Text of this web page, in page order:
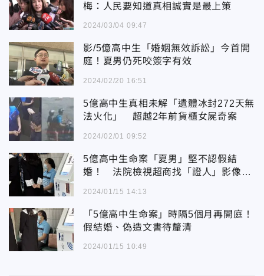
梅：人民要知道真相誠實是最上策
2024/03/04 09:47
影/5億高中生「婚姻無效訴訟」今首開
庭！夏男仍死咬簽字有效
2024/02/20 16:51
5億高中生真相未解「遺體冰封272天無
法火化」 超越2年前貨櫃女屍奇案
2024/02/01 09:52
5億高中生命案「夏男」堅不認假結
婚！ 法院檢視超商找「證人」影像再
2024/01/15 14:13
「5億高中生命案」時隔5個月再開庭！
假結婚、偽造文書待釐清
2024/01/15 10:49